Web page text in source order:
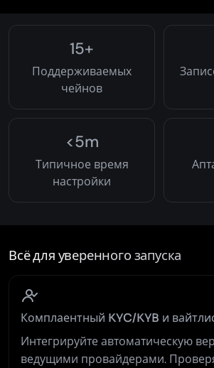
15+
Поддерживаемых
чейнов
<5m
Типичное время
настройки
Всё для уверенного запуска
Комплаентный KYC/KYB и
Интегрируйте автоматическую
ведущими провайдерами.